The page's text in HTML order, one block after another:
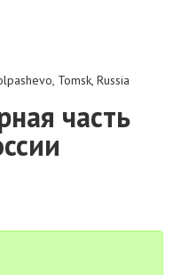
, Tomsk, Russia
часть